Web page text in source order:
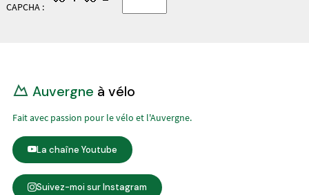
CAPCHA :
Auvergne à vélo
Fait avec passion pour le vélo et l'Auvergne.
La chaîne Youtube
Suivez-moi sur Instagram